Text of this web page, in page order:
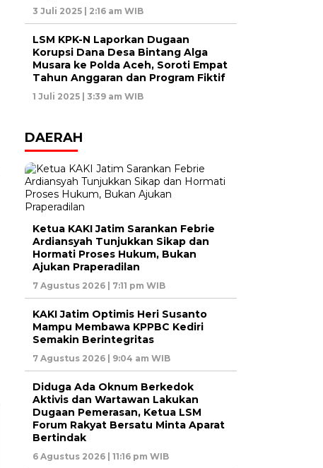
3 Juli 2025 | 2:16 am WIB
LSM KPK-N Laporkan Dugaan
Korupsi Dana Desa Bintang Alga
Musara ke Polda Aceh, Soroti Empat
Tahun Anggaran dan Program Fiktif
1 Juli 2025 | 3:39 am WIB
DAERAH
Ketua KAKI Jatim Sarankan Febrie
Ardiansyah Tunjukkan Sikap dan
Hormati Proses Hukum, Bukan
Ajukan Praperadilan
7 Agustus 2026 | 7:11 pm WIB
KAKI Jatim Optimis Heri Susanto
Mampu Membawa KPPBC Kediri
Semakin Berintegritas
7 Agustus 2026 | 9:04 am WIB
Diduga Ada Oknum Berkedok
Aktivis dan Wartawan Lakukan
Dugaan Pemerasan, Ketua LSM
Forum Rakyat Bersatu Minta Aparat
Bertindak
6 Agustus 2026 | 11:16 pm WIB